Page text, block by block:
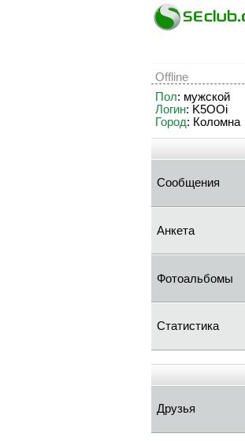
Offline
Пол: мужской
Логин: K5OOi
Город: Коломна
Сообщения
Анкета
Фотоальбомы
Статистика
Друзья